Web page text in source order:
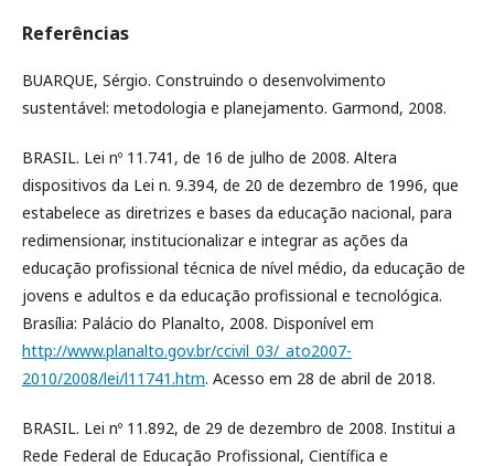
Referências
BUARQUE, Sérgio. Construindo o desenvolvimento
sustentável: metodologia e planejamento. Garmond, 2008.
BRASIL. Lei nº 11.741, de 16 de julho de 2008. Altera
dispositivos da Lei n. 9.394, de 20 de dezembro de 1996, que
estabelece as diretrizes e bases da educação nacional, para
redimensionar, institucionalizar e integrar as ações da
educação profissional técnica de nível médio, da educação de
jovens e adultos e da educação profissional e tecnológica.
Brasília: Palácio do Planalto, 2008. Disponível em
http://www.planalto.gov.br/ccivil_03/_ato2007-
2010/2008/lei/l11741.htm. Acesso em 28 de abril de 2018.
BRASIL. Lei nº 11.892, de 29 de dezembro de 2008. Institui a
Rede Federal de Educação Profissional, Científica e